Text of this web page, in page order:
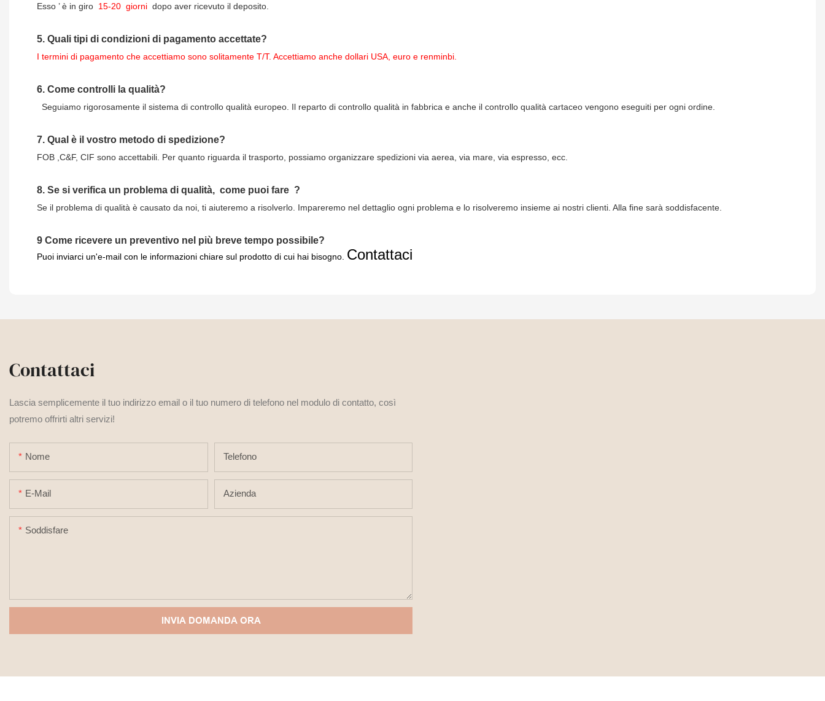
Esso ’è in giro 15-20 giorni dopo aver ricevuto il deposito.
5. Quali tipi di condizioni di pagamento accettate?
I termini di pagamento che accettiamo sono solitamente T/T. Accettiamo anche dollari USA, euro e renminbi.
6. Come controlli la qualità?
Seguiamo rigorosamente il sistema di controllo qualità europeo. Il reparto di controllo qualità in fabbrica e anche il controllo qualità cartaceo vengono eseguiti per ogni ordine.
7. Qual è il vostro metodo di spedizione?
FOB ,C&F, CIF sono accettabili. Per quanto riguarda il trasporto, possiamo organizzare spedizioni via aerea, via mare, via espresso, ecc.
8. Se si verifica un problema di qualità, come puoi fare ?
Se il problema di qualità è causato da noi, ti aiuteremo a risolverlo. Impareremo nel dettaglio ogni problema e lo risolveremo insieme ai nostri clienti. Alla fine sarà soddisfacente.
9 Come ricevere un preventivo nel più breve tempo possibile?
Puoi inviarci un'e-mail con le informazioni chiare sul prodotto di cui hai bisogno. Contattaci
Contattaci
Lascia semplicemente il tuo indirizzo email o il tuo numero di telefono nel modulo di contatto, così
potremo offrirti altri servizi!
Nome Telefono
E-Mail Azienda
Soddisfare
INVIA DOMANDA ORA